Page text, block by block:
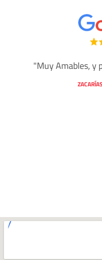
"Muy Amables, y